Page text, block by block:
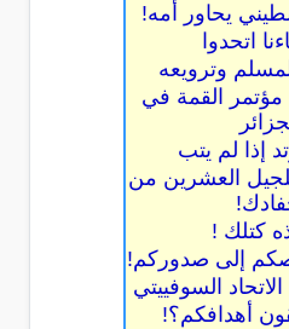
يحاور أمه!
اتحدوا
وترويعه
مؤتمر القمة في
إذا لم يتب
العشرين من
كتلك !
إلى صدوركم!
السوفييتي
أهدافكم؟!